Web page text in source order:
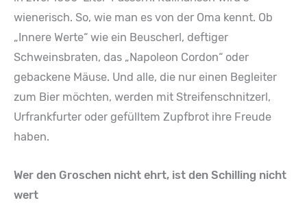
wienerisch. So, wie man es von der Oma kennt. Ob
„Innere Werte“ wie ein Beuscherl, deftiger
Schweinsbraten, das „Napoleon Cordon“ oder
gebackene Mäuse. Und alle, die nur einen Begleiter
zum Bier möchten, werden mit Streifenschnitzerl,
Urfrankfurter oder gefülltem Zupfbrot ihre Freude
haben.
Wer den Groschen nicht ehrt, ist den Schilling nicht
wert